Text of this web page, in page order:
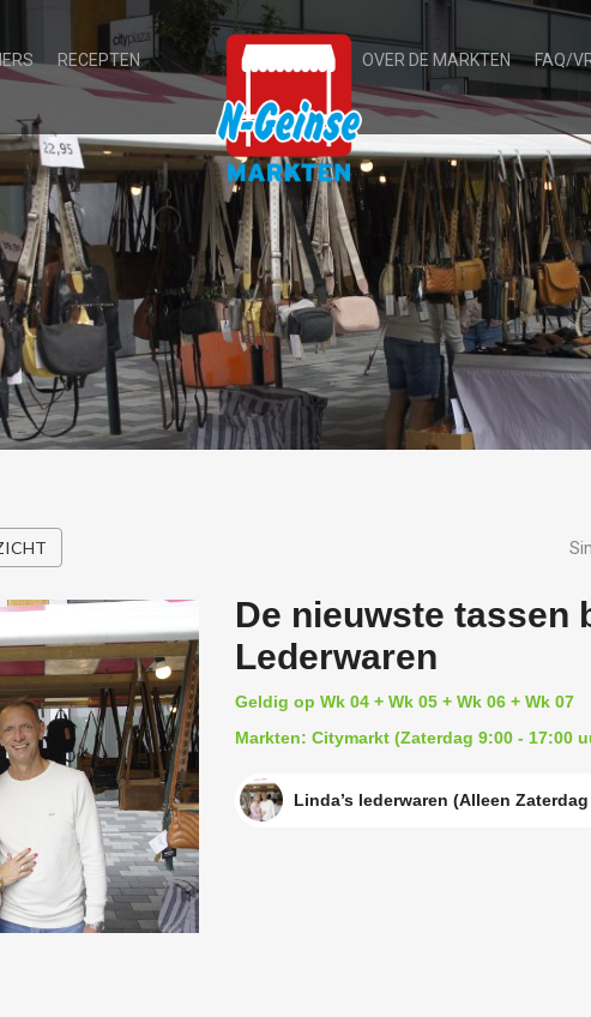
RECEPTEN OVER DE MARKTEN FAQ/
De nieuwste tassen
Lederwaren
Geldig op Wk 04 + Wk 05 + Wk 06 + Wk 07
Markten: Citymarkt (Zaterdag 9:00 - 17:00
Linda’s lederwaren (Alleen